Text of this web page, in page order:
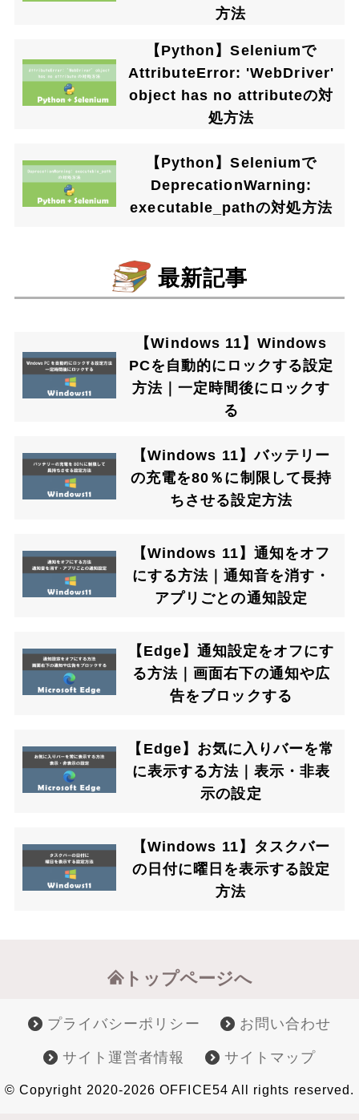
方法
【Python】Seleniumで
AttributeError: 'WebDriver'
object has no attributeの対
処方法
【Python】Seleniumで
DeprecationWarning:
executable_pathの対処方法
最新記事
【Windows 11】Windows
PCを自動的にロックする設定
方法｜一定時間後にロックす
る
【Windows 11】バッテリー
の充電を80％に制限して長持
ちさせる設定方法
【Windows 11】通知をオフ
にする方法｜通知音を消す・
アプリごとの通知設定
【Edge】通知設定をオフにす
る方法｜画面右下の通知や広
告をブロックする
【Edge】お気に入りバーを常
に表示する方法｜表示・非表
示の設定
【Windows 11】タスクバー
の日付に曜日を表示する設定
方法
トップページへ
プライバシーポリシー お問い合わせ
サイト運営者情報 サイトマップ
© Copyright 2020-2026 OFFICE54 All rights reserved.